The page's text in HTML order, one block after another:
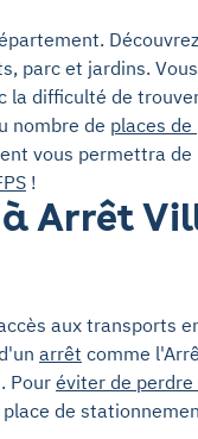
parc et jardins.
la difficulté de
nombre de places
vous permettra
!
Arrêt
aux transports
arrêt comme
Pour éviter de perdre
de